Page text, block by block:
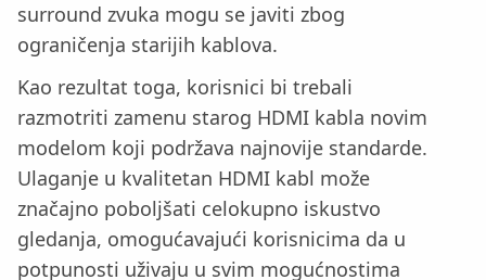
surround zvuka mogu se javiti zbog
ograničenja starijih kablova.
Kao rezultat toga, korisnici bi trebali
razmotriti zamenu starog HDMI kabla novim
modelom koji podržava najnovije standarde.
Ulaganje u kvalitetan HDMI kabl može
značajno poboljšati celokupno iskustvo
gledanja, omogućavajući korisnicima da u
potpunosti uživaju u svim mogućnostima